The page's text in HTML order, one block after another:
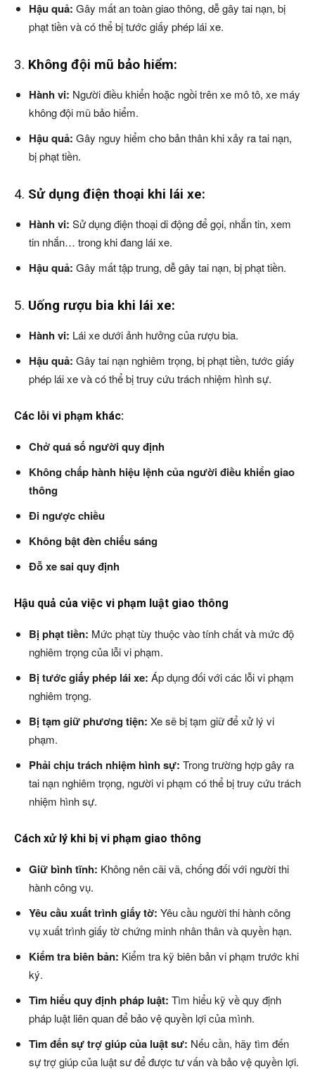
Hậu quả: Gây mất an toàn giao thông, dễ gây tai nạn, bị
phạt tiền và có thể bị tước giấy phép lái xe.
3. Không đội mũ bảo hiểm:
Hành vi: Người điều khiển hoặc ngồi trên xe mô tô, xe máy
không đội mũ bảo hiểm.
Hậu quả: Gây nguy hiểm cho bản thân khi xảy ra tai nạn,
bị phạt tiền.
4. Sử dụng điện thoại khi lái xe:
Hành vi: Sử dụng điện thoại di động để gọi, nhắn tin, xem
tin nhắn… trong khi đang lái xe.
Hậu quả: Gây mất tập trung, dễ gây tai nạn, bị phạt tiền.
5. Uống rượu bia khi lái xe:
Hành vi: Lái xe dưới ảnh hưởng của rượu bia.
Hậu quả: Gây tai nạn nghiêm trọng, bị phạt tiền, tước giấy
phép lái xe và có thể bị truy cứu trách nhiệm hình sự.
Các lỗi vi phạm khác:
Chở quá số người quy định
Không chấp hành hiệu lệnh của người điều khiển giao
thông
Đi ngược chiều
Không bật đèn chiếu sáng
Đỗ xe sai quy định
Hậu quả của việc vi phạm luật giao thông
Bị phạt tiền: Mức phạt tùy thuộc vào tính chất và mức độ
nghiêm trọng của lỗi vi phạm.
Bị tước giấy phép lái xe: Áp dụng đối với các lỗi vi phạm
nghiêm trọng.
Bị tạm giữ phương tiện: Xe sẽ bị tạm giữ để xử lý vi
phạm.
Phải chịu trách nhiệm hình sự: Trong trường hợp gây ra
tai nạn nghiêm trọng, người vi phạm có thể bị truy cứu trách
nhiệm hình sự.
Cách xử lý khi bị vi phạm giao thông
Giữ bình tĩnh: Không nên cãi vã, chống đối với người thi
hành công vụ.
Yêu cầu xuất trình giấy tờ: Yêu cầu người thi hành công
vụ xuất trình giấy tờ chứng minh nhân thân và quyền hạn.
Kiểm tra biên bản: Kiểm tra kỹ biên bản vi phạm trước khi
ký.
Tìm hiểu quy định pháp luật: Tìm hiểu kỹ về quy định
pháp luật liên quan để bảo vệ quyền lợi của mình.
Tìm đến sự trợ giúp của luật sư: Nếu cần, hãy tìm đến
sự trợ giúp của luật sư để được tư vấn và bảo vệ quyền lợi.